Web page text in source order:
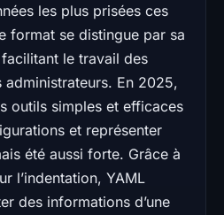
les plus prisées ces
format se distingue par sa
le travail des
En 2025,
outils simples et efficaces
et représenter
été aussi forte. Grâce à
l’indentation, YAML
des informations d’une